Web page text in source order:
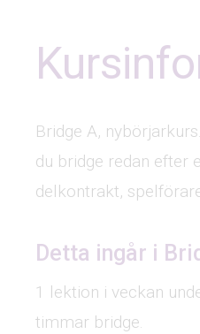
Bridge A,
du bridge redan efter
delkontrakt,
Detta ingår i
1 lektion i veckan
timmar bridge.